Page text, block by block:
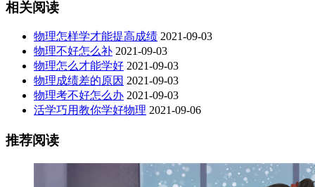
相关阅读
物理怎样学才能提高成绩 2021-09-03
物理不好怎么补 2021-09-03
物理怎么才能学好 2021-09-03
物理成绩差的原因 2021-09-03
物理考不好怎么办 2021-09-03
活学巧用教你学好物理 2021-09-06
推荐阅读